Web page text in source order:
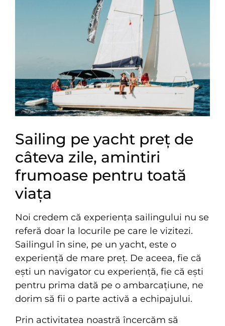
Sailing pe yacht preț de
câteva zile, amintiri
frumoase pentru toată
viața
Noi credem că experiența sailingului nu se
referă doar la locurile pe care le vizitezi.
Sailingul în sine, pe un yacht, este o
experiență de mare preț. De aceea, fie că
ești un navigator cu experiență, fie că ești
pentru prima dată pe o ambarcațiune, ne
dorim să fii o parte activă a echipajului.
Prin activitatea noastră încercăm să